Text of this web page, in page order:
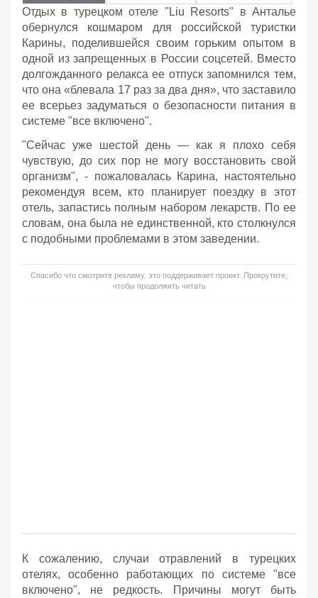
Отдых в турецком отеле "Liu Resorts" в Анталье
обернулся кошмаром для российской туристки
Карины, поделившейся своим горьким опытом в
одной из запрещенных в России соцсетей. Вместо
долгожданного релакса ее отпуск запомнился тем,
что она «блевала 17 раз за два дня», что заставило
ее всерьез задуматься о безопасности питания в
системе "все включено".
"Сейчас уже шестой день — как я плохо себя
чувствую, до сих пор не могу восстановить свой
организм", - пожаловалась Карина, настоятельно
рекомендуя всем, кто планирует поездку в этот
отель, запастись полным набором лекарств. По ее
словам, она была не единственной, кто столкнулся
с подобными проблемами в этом заведении.
Спасибо что смотрите рекламу, это поддерживает проект. Прокрутите,
чтобы продолжить читать
К сожалению, случаи отравлений в турецких
отелях, особенно работающих по системе "все
включено", не редкость. Причины могут быть